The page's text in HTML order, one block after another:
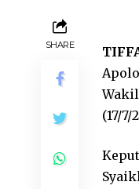
SHARE
(17/7/